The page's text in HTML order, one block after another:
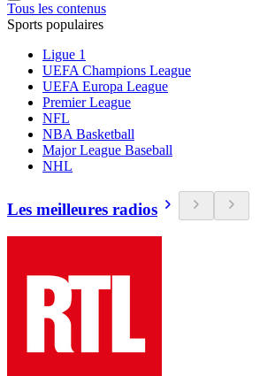
Tous les contenus
Sports populaires
Ligue 1
UEFA Champions League
UEFA Europa League
Premier League
NFL
NBA Basketball
Major League Baseball
NHL
Les meilleures radios